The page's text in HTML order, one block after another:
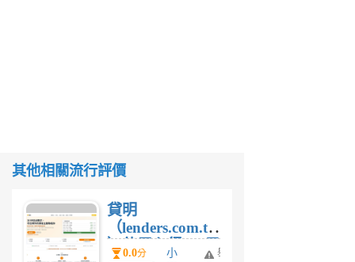
其他相關流行評價
貸明
（lenders.com.tw
）使用心得 — 民
0.0分
小
舉